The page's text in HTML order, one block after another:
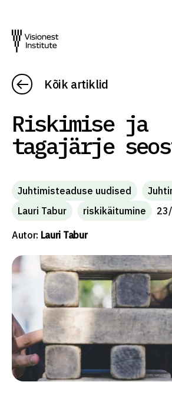
Kõik artiklid
Riskimise ja
tagajärje
Juhtimisteaduse uudised
Lauri Tabur
riskikäitumine
Autor: Lauri Tabur